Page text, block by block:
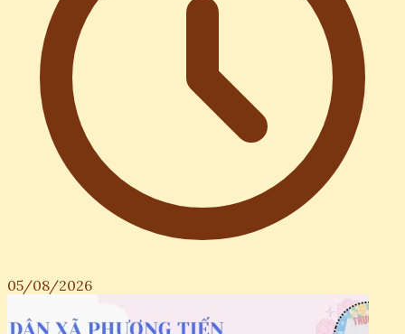
05/08/2026